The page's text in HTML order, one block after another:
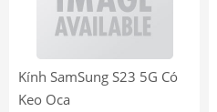
Kính SamSung S23 5G Có
Keo Oca